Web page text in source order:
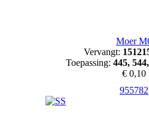
Moer
Vervangt:
Toepassing: 445,
€ 0,10
955782